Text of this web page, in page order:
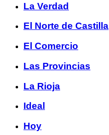
La Verdad
El Norte de Castilla
El Comercio
Las Provincias
La Rioja
Ideal
Hoy